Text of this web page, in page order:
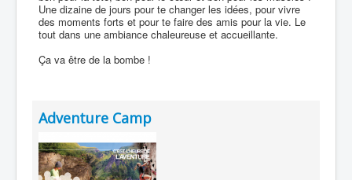
Une dizaine de jours pour te changer les idées, pour vivre
des moments forts et pour te faire des amis pour la vie. Le
tout dans une ambiance chaleureuse et accueillante.
Ça va être de la bombe !
Adventure Camp